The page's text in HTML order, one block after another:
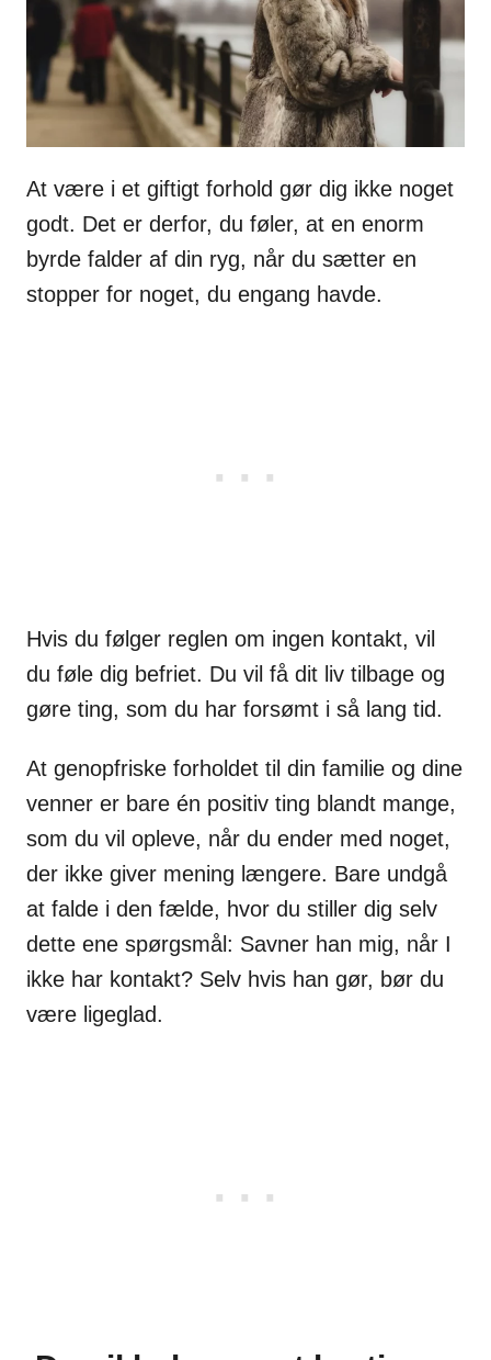
At være i et giftigt forhold gør dig ikke noget
godt. Det er derfor, du føler, at en enorm
byrde falder af din ryg, når du sætter en
stopper for noget, du engang havde.
Hvis du følger reglen om ingen kontakt, vil
du føle dig befriet. Du vil få dit liv tilbage og
gøre ting, som du har forsømt i så lang tid.
At genopfriske forholdet til din familie og dine
venner er bare én positiv ting blandt mange,
som du vil opleve, når du ender med noget,
der ikke giver mening længere. Bare undgå
at falde i den fælde, hvor du stiller dig selv
dette ene spørgsmål: Savner han mig, når I
ikke har kontakt? Selv hvis han gør, bør du
være ligeglad.